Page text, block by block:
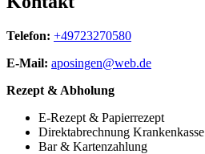
Telefon: +49723270580
E-Mail: aposingen@web.de
Rezept & Abholung
E-Rezept & Papierrezept
Direktabrechnung Krankenkasse
Bar & Kartenzahlung